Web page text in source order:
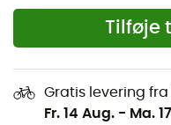
Tilføje
Gratis levering fra
Fr. 14 Aug. - Ma.
holde kontakten med
fantastiske oplevelse.
ikke behøver bekymre